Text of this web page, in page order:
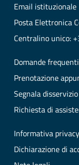
Email istituzionale
Posta Elettronica
Centralino unico:
Domande
Prenotazione
Segnala disservizio
Richiesta di
Informativa privacy
Dichiarazione di